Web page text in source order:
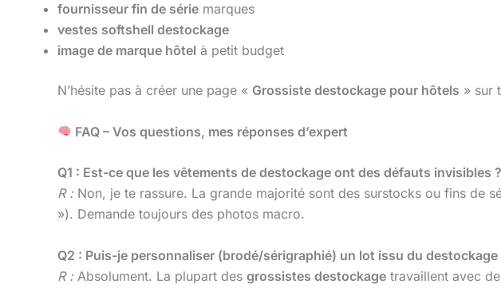
fournisseur fin de série marques
vestes softshell destockage
image de marque hôtel à petit budget
N’hésite pas à créer une page « Grossiste destockage pour hôtels » sur
FAQ – Vos questions, mes réponses d’expert
Q1 : Est-ce que les vêtements de destockage ont des défauts invisibles ?
R : Non, je te rassure. La grande majorité sont des surstocks ou fins de
»). Demande toujours des photos macro.
Q2 : Puis-je personnaliser (brodé/sérigraphié) un lot issu du destockage
R : Absolument. La plupart des grossistes destockage travaillent avec